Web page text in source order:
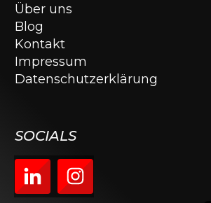
Über uns
Blog
Kontakt
Impressum
Datenschutzerklärung
SOCIALS